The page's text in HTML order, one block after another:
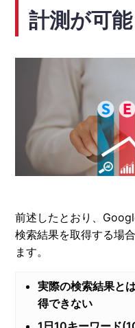
計測が可能
前述したとおり、
検索結果を取得する場
ます。
実際の検索結果と
得できない